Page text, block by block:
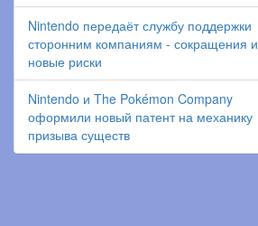
Nintendo передаёт службу поддержки
сторонним компаниям - сокращения и
новые риски
Nintendo и The Pokémon Company
оформили новый патент на механику
призыва существ